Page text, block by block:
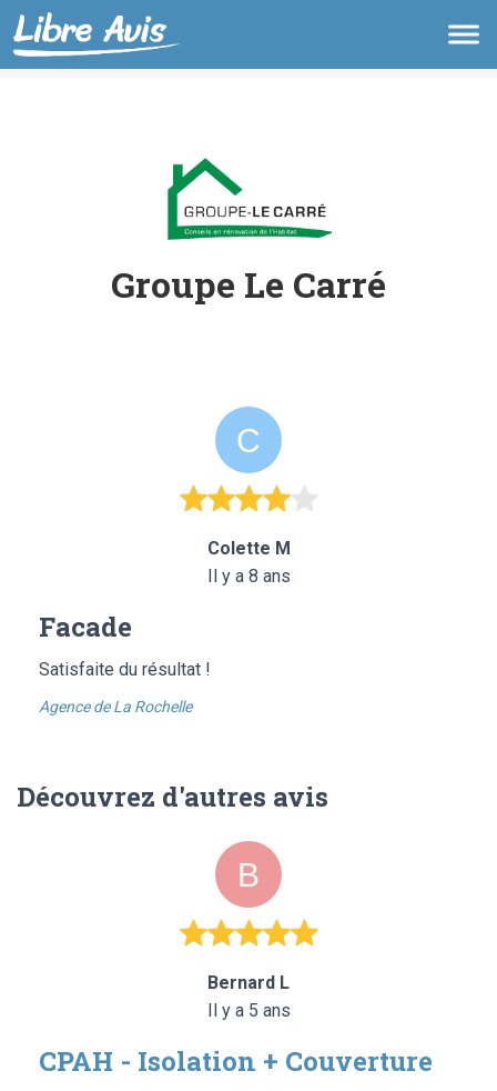
Groupe Le Carré
Colette M
Il y a 8 ans
Facade
Satisfaite du résultat !
Agence de La Rochelle
Découvrez d'autres avis
Bernard L
Il y a 5 ans
CPAH - Isolation + Couverture